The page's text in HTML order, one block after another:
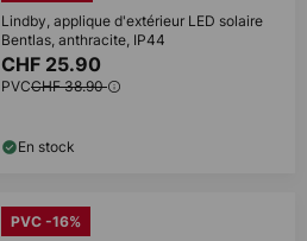
Lindby, applique d'extérieur LED solaire
Bentlas, anthracite, IP44
CHF 25.90
PVCCHF 38.90
En stock
PVC -16%